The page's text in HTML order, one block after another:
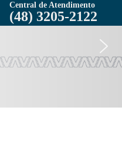
Central de Atendimento
(48) 3205-2122